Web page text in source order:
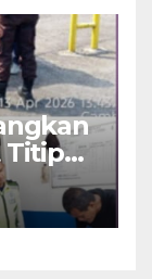
Titipan
Ke